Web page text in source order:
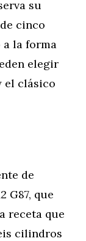
su
cinco
a la forma
elegir
el clásico
de
G87, que
receta que
cilindros